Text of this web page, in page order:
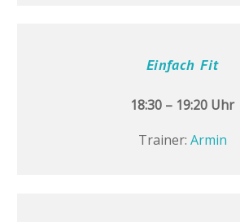
Einfach Fit
18:30 – 19:20 Uhr
Trainer: Armin